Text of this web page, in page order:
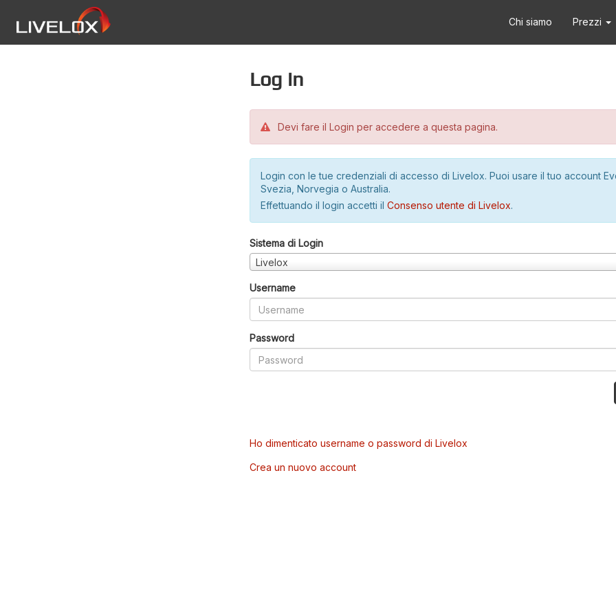
Chi siamo Prezzi
Log in
Devi fare il Login per accedere a questa pagina.
Login con le tue credenziali di accesso di Livelox. Puoi usare il tuo account
Svezia, Norvegia o Australia.
Effettuando il login accetti il Consenso utente di Livelox.
Sistema di Login
Livelox
Username
Password
Ho dimenticato username o password di Livelox
Crea un nuovo account